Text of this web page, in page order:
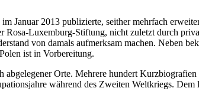
Januar 2013 publizierte, seither mehrfach
Luxemburg-Stiftung, nicht zuletzt durch
von damals aufmerksam machen. Neben
ist in Vorbereitung.
Orte. Mehrere hundert
während des Zweiten Weltkriegs.